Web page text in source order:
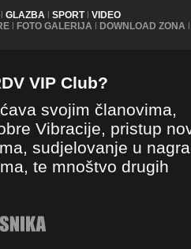
| GLAZBA | SPORT | VIDEO
| FOTO GALERIJA | DOWNLOAD ZONA |
VIP Club?
svojim članovima,
Vibracije, pristup
sudjelovanje u
te mnoštvo drugih